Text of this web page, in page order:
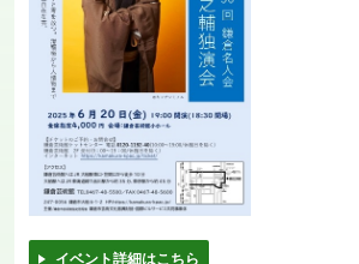
イベント詳細はこちら